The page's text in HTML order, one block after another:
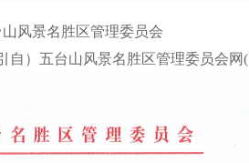
风景名胜区管理委员会
自）五台山风景名胜区管理委员会